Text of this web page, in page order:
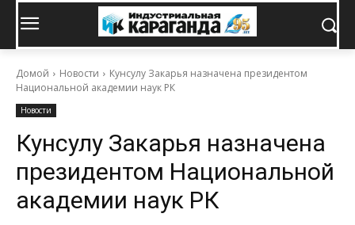
Домой Новости
Кунсулу Закарья назначена президентом
Национальной академии наук РК
Новости
Кунсулу Закарья назначена
президентом Национальной
академии наук РК